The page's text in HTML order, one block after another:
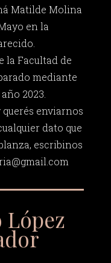
Matilde Molina
en la
la Facultad de
mediante
2023.
enviarnos
dato que
escribinos
López